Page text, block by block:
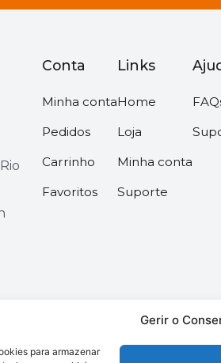
Gerir o
para armazenar
Conta
Minha conta
Pedidos
Carrinho
Favoritos
Links
Home
Loja
Minha conta
Suporte